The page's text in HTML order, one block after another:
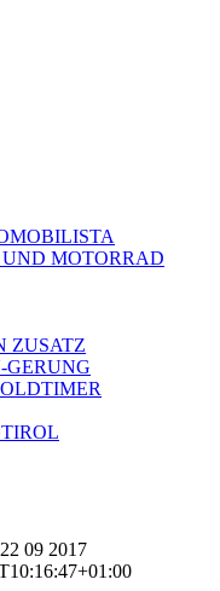
MOTORRAD
ZUSATZ
GERUNG